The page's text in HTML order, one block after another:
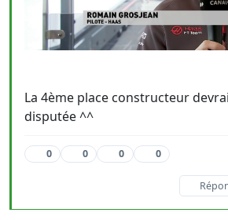
La 4ème place constructeur
disputée ^^
0 0 0 0